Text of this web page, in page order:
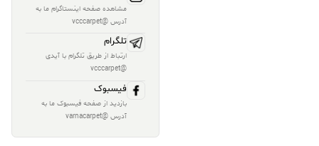
مشاهده صفحه اینستاگرام ما به
آدرس @vcccarpet
تلگرام
ارتباط از طریق تلگرام با آیدی
@vcccarpet
فیسبوک
بازدید از صفحه فیسبوک ما به
آدرس @varnacarpet